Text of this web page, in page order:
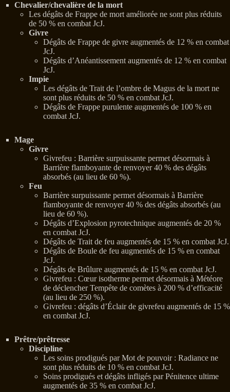
Chevalier/chevalière de la mort
Les dégâts de Frappe de mort améliorée ne sont plus réduits
de 50 % en combat JcJ.
Givre
Dégâts de Frappe de givre augmentés de 12 % en combat
JcJ.
Dégâts d’Anéantissement augmentés de 12 % en combat
JcJ.
Impie
Les dégâts de Trait de l’ombre de Magus de la mort ne
sont plus réduits de 50 % en combat JcJ.
Dégâts de Frappe purulente augmentés de 100 % en
combat JcJ.
Mage
Givre
Givrefeu : Barrière surpuissante permet désormais à
Barrière flamboyante de renvoyer 40 % des dégâts
absorbés (au lieu de 60 %).
Feu
Barrière surpuissante permet désormais à Barrière
flamboyante de renvoyer 40 % des dégâts absorbés (au
lieu de 60 %).
Dégâts d’Explosion pyrotechnique augmentés de 20 %
en combat JcJ.
Dégâts de Trait de feu augmentés de 15 % en combat JcJ.
Dégâts de Boule de feu augmentés de 15 % en combat
JcJ.
Dégâts de Brûlure augmentés de 15 % en combat JcJ.
Givrefeu : Cœur isotherme permet désormais à Météore
de déclencher Tempête de comètes à 200 % d’efficacité
(au lieu de 250 %).
Givrefeu : dégâts d’Éclair de givrefeu augmentés de 15 %
en combat JcJ.
Prêtre/prêtresse
Discipline
Les soins prodigués par Mot de pouvoir : Radiance ne
sont plus réduits de 10 % en combat JcJ.
Soins prodigués et dégâts infligés par Pénitence ultime
augmentés de 35 % en combat JcJ.